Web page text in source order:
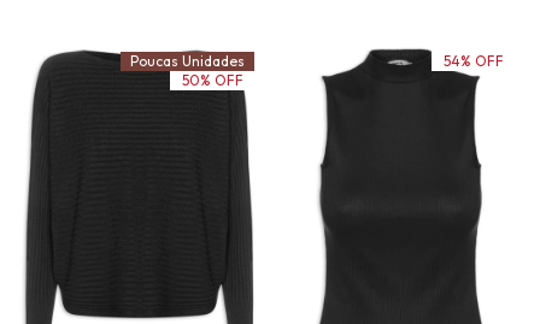
Poucas Unidades
50% OFF
54% OFF